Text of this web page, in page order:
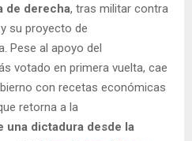
de derecha, tras militar contra
su proyecto de
Pese al apoyo del
votado en primera vuelta, cae
con recetas económicas
retorna a la
una dictadura desde la